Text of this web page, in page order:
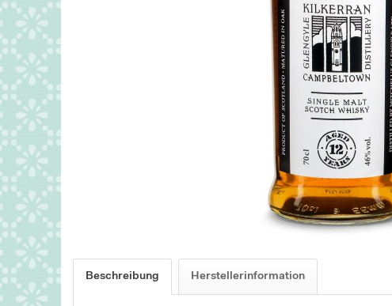
Beschreibung Herstellerinformation